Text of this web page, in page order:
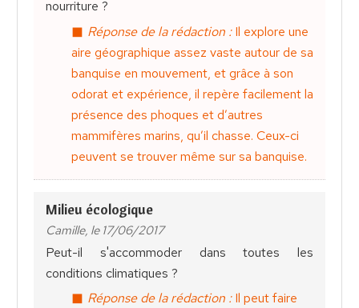
nourriture ?
Réponse de la rédaction :Il explore une
aire géographique assez vaste autour de sa
banquise en mouvement, et grâce à son
odorat et expérience, il repère facilement la
présence des phoques et d’autres
mammifères marins, qu’il chasse. Ceux-ci
peuvent se trouver même sur sa banquise.
Milieu écologique
Camille, le 17/06/2017
Peut-il s'accommoder dans toutes les
conditions climatiques ?
Réponse de la rédaction :Il peut faire